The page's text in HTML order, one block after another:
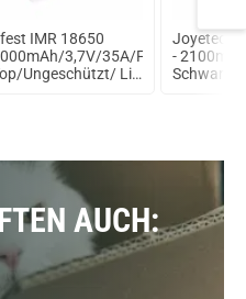
IMR 18650
3,7V/35A/Flat
Ungeschützt/ Li-
Joyetech
-
Schwarz
AUCH: